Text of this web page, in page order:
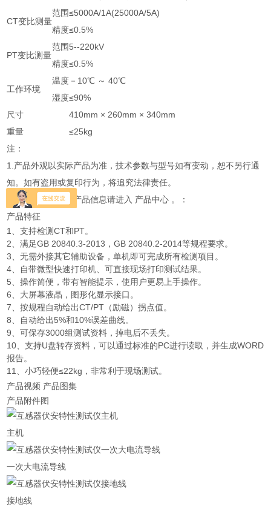
CT变比测量
范围≤5000A/1A(25000A/5A)
精度≤0.5%
PT变比测量
范围5--220kV
精度≤0.5%
工作环境
温度 －10℃ ～ 40℃
湿度≤90%
尺寸
410mm × 260mm × 340mm
重量
≤25kg
注：
1.产品外观以实际产品为准，技术参数与型号如有变动，恕不另行通
知。如有盗用或复印行为，将追究法律责任。
2.了解更多特高压产品信息请进入 产品中心 。：
产品特征
1、支持检测CT和PT。
2、满足GB 20840.3-2013，GB 20840.2-2014等规程要求。
3、无需外接其它辅助设备，单机即可完成所有检测项目。
4、自带微型快速打印机、可直接现场打印测试结果。
5、操作简便，带有智能提示，使用户更易上手操作。
6、大屏幕液晶，图形化显示接口。
7、按规程自动给出CT/PT（励磁）拐点值。
8、自动给出5%和10%误差曲线。
9、可保存3000组测试资料，掉电后不丢失。
10、支持U盘转存资料，可以通过标准的PC进行读取，并生成WORD
报告。
11、小巧轻便≤22kg，非常利于现场测试。
产品视频 产品图集
产品附件图
主机
一次大电流导线
接地线